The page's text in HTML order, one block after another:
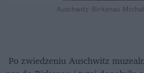
Auschwitz-Birkenau
Po zwiedzeniu Auschwitz muzealny autobus zawiózł